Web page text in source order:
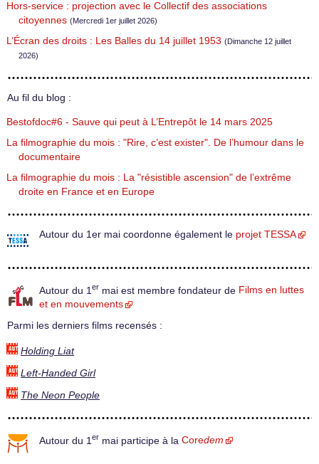
Hors-service : projection avec le Collectif des associations
citoyennes (Mercredi 1er juillet 2026)
L’Écran des droits : Les Balles du 14 juillet 1953 (Dimanche 12 juillet
2026)
Au fil du blog :
Bestofdoc#6 - Sauve qui peut à L’Entrepôt le 14 mars 2025
La filmographie du mois : "Rire, c’est exister". De l’humour dans le
documentaire
La filmographie du mois : La "résistible ascension" de l’extrême
droite en France et en Europe
Autour du 1er mai coordonne également le projet TESSA
Autour du 1 er mai est membre fondateur de Films en luttes
et en mouvements
Parmi les derniers films recensés :
Holding Liat
Left-Handed Girl
The Neon People
Autour du 1 er mai participe à la Coredem